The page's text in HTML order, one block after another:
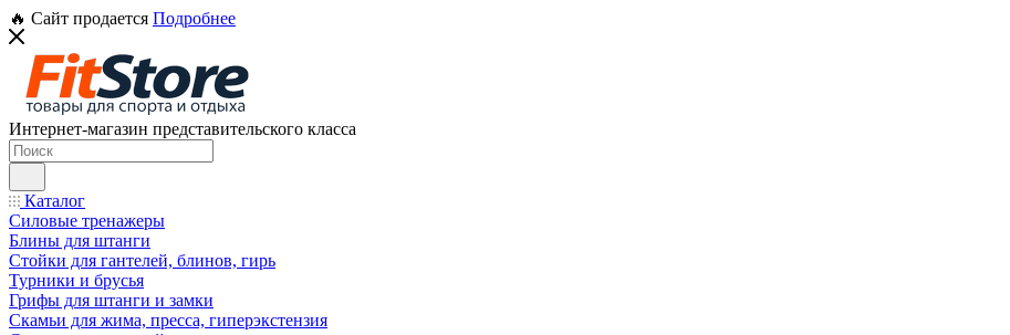
🔥 Сайт продается Подробнее
Интернет-магазин представительского класса
Каталог
Силовые тренажеры
Блины для штанги
Стойки для гантелей, блинов, гирь
Турники и брусья
Грифы для штанги и замки
Скамьи для жима, пресса, гиперэкстензия